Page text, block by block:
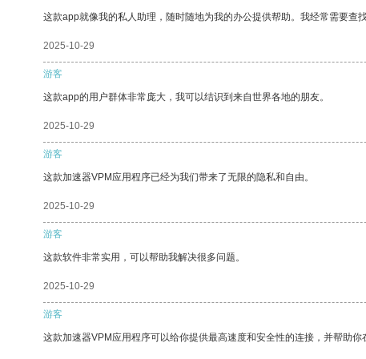
这款app就像我的私人助理，随时随地为我的办公提供帮助。我经常需要查
2025-10-29
游客
这款app的用户群体非常庞大，我可以结识到来自世界各地的朋友。
2025-10-29
游客
这款加速器VPM应用程序已经为我们带来了无限的隐私和自由。
2025-10-29
游客
这款软件非常实用，可以帮助我解决很多问题。
2025-10-29
游客
这款加速器VPM应用程序可以给你提供最高速度和安全性的连接，并帮助你